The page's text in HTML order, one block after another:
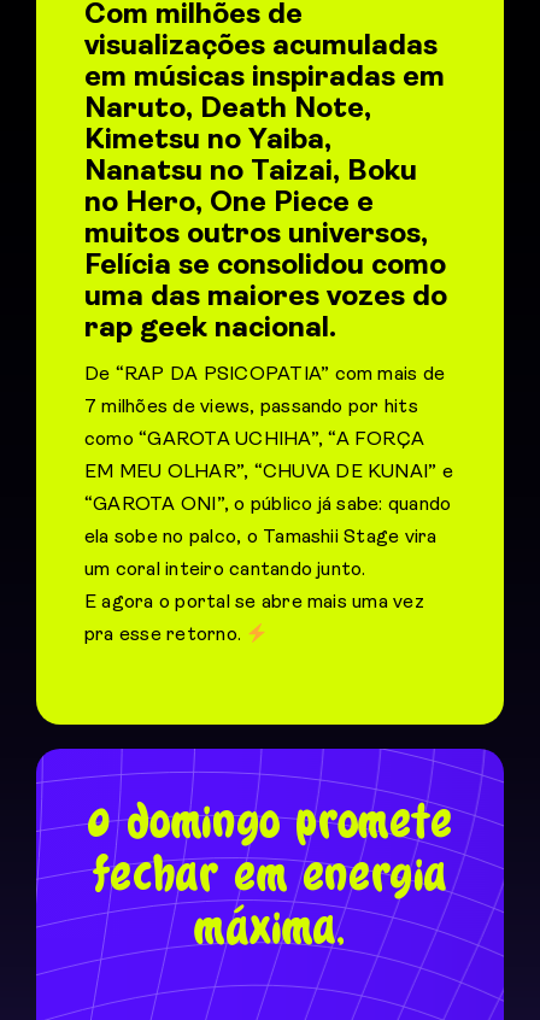
Com milhões de
visualizações acumuladas
em músicas inspiradas em
Naruto, Death Note,
Kimetsu no Yaiba,
Nanatsu no Taizai, Boku
no Hero, One Piece e
muitos outros universos,
Felícia se consolidou como
uma das maiores vozes do
rap geek nacional.
De “RAP DA PSICOPATIA” com mais de
7 milhões de views, passando por hits
como “GAROTA UCHIHA”, “A FORÇA
EM MEU OLHAR”, “CHUVA DE KUNAI” e
“GAROTA ONI”, o público já sabe: quando
ela sobe no palco, o Tamashii Stage vira
um coral inteiro cantando junto.
E agora o portal se abre mais uma vez
pra esse retorno.
O domingo promete
fechar em energia
máxima,